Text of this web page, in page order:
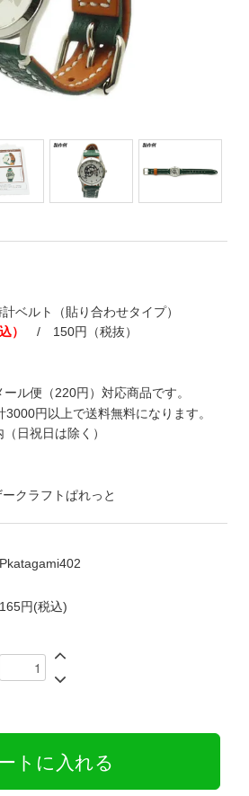
ベルト（貼り合わせタイプ）
）
/ 150円（税抜）
ル便（220円）対応商品です。
円以上で送料無料になります。
日祝日は除く）
クラフトぱれっと
Pkatagami402
165円(税込)